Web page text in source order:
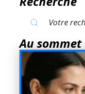
Au sommet